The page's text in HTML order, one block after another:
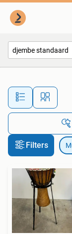
Filters